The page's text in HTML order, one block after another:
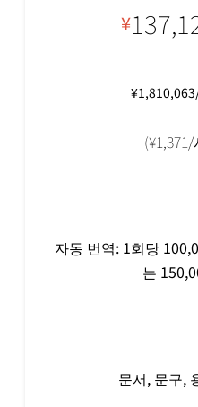
¥
자동 번역: 1회당
는
문서, 문구,